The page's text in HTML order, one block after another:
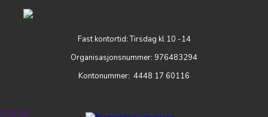
Fast kontortid: Tirsdag kl 10 -14
Organisasjonsnummer: 976483294
Kontonummer: 4448 17 60116
Logg inn